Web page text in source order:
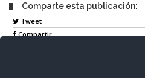
Comparte esta publicación:
Tweet
Compartir